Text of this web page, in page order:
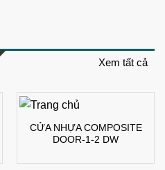
Xem tất cả
CỬA NHỰA COMPOSITE
DOOR-1-2 DW